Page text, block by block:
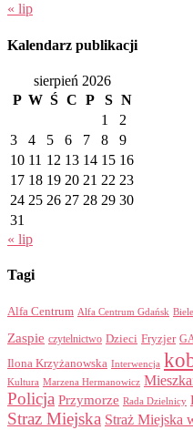
« lip
Kalendarz publikacji
sierpień 2026
P W Ś C P S N
1
2
3
4 5 6 7 8
9
10 11 12 13 14 15 16
17 18 19 20 21 22 23
24 25 26 27 28 29 30
31
« lip
Tagi
Alfa Centrum Alfa Centrum Gdańsk
Zaspie czytelnictwo Dzieci Fryzjer
Ilona Krzyżanowska Interwencja
Kultura Marzena Hermanowicz
Policja Przymorze Rada Dzielnicy
Straz Miejska Straż Miejska